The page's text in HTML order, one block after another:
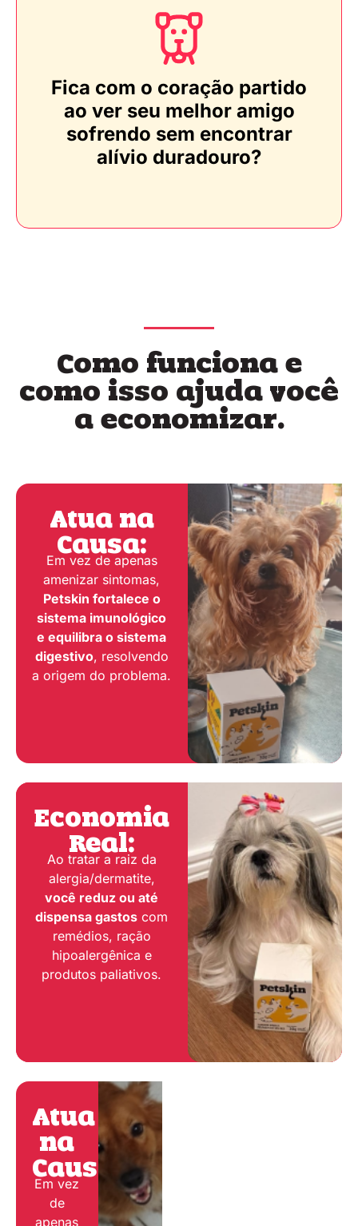
Fica com o coração partido
ao ver seu melhor amigo
sofrendo sem encontrar
alívio duradouro?
Como funciona e
como isso ajuda você
a economizar.
Atua na
Causa:
Em vez de apenas
amenizar sintomas,
Petskin fortalece o
sistema imunológico
e equilibra o sistema
digestivo, resolvendo
a origem do problema.
Economia
Real:
Ao tratar a raiz da
alergia/dermatite,
você reduz ou até
dispensa gastos com
remédios, ração
hipoalergênica e
produtos paliativos.
Atua
na
Causa:
Em vez
de
apenas